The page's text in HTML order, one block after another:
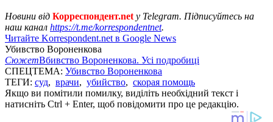
Новини від Корреспондент.net у Telegram. Підписуйтесь на
наш канал https://t.me/korrespondentnet.
Читайте Korrespondent.net в Google News
Убивство Вороненкова
СюжетВбивство Вороненкова. Усі подробиці
СПЕЦТЕМА: Убивство Вороненкова
ТЕГИ: суд, врачи, убийство, скорая помощь
Якщо ви помітили помилку, виділіть необхідний текст і
натисніть Ctrl + Enter, щоб повідомити про це редакцію.